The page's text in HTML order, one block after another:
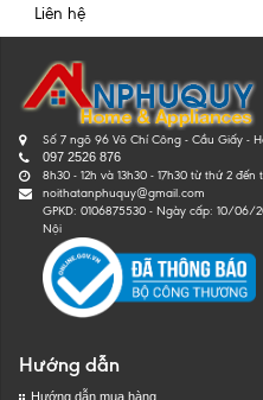
Liên hệ
Số 7 ngõ 96 Võ Chí Công - Cầu Giấy -
097 2526 876
8h30 - 12h và 13h30 - 17h30 từ thứ 2 đến
noithatanphuquy@gmail.com
GPKD: 0106875530 - Ngày cấp: 10/06/
Nội
Hướng dẫn
Hướng dẫn mua hàng